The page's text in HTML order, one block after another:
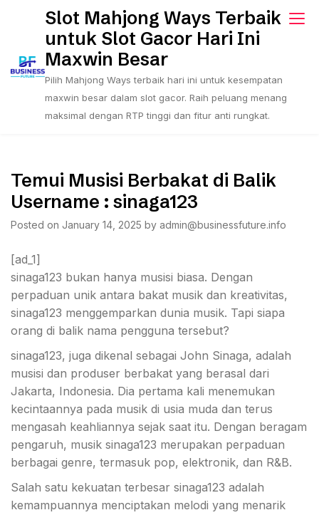
Slot Mahjong Ways Terbaik
untuk Slot Gacor Hari Ini
Maxwin Besar
Pilih Mahjong Ways terbaik hari ini untuk kesempatan
maxwin besar dalam slot gacor. Raih peluang menang
maksimal dengan RTP tinggi dan fitur anti rungkat.
Temui Musisi Berbakat di Balik
Username : sinaga123
Posted on January 14, 2025 by admin@businessfuture.info
[ad_1]
sinaga123 bukan hanya musisi biasa. Dengan
perpaduan unik antara bakat musik dan kreativitas,
sinaga123 menggemparkan dunia musik. Tapi siapa
orang di balik nama pengguna tersebut?
sinaga123, juga dikenal sebagai John Sinaga, adalah
musisi dan produser berbakat yang berasal dari
Jakarta, Indonesia. Dia pertama kali menemukan
kecintaannya pada musik di usia muda dan terus
mengasah keahliannya sejak saat itu. Dengan beragam
pengaruh, musik sinaga123 merupakan perpaduan
berbagai genre, termasuk pop, elektronik, dan R&B.
Salah satu kekuatan terbesar sinaga123 adalah
kemampuannya menciptakan melodi yang menarik